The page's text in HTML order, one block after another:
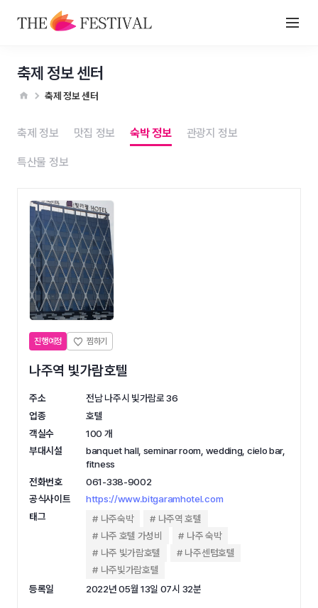
축제 정보 센터
축제 정보 센터
축제 정보 맛집 정보 숙박 정보 관광지 정보
특산물 정보
진행예정
나주역 빛가람호텔
주소
전남 나주시 빛가람로 36
업종
호텔
객실수
100 개
부대시설
banquet hall, seminar room, wedding, cielo bar,
fitness
전화번호
061-338-9002
공식사이트
https://www.bitgaramhotel.com
태그
나주숙박
나주역 호텔
나주 호텔 가성비
나주 숙박
나주 빛가람호텔
나주센텀호텔
나주빛가람호텔
등록일
2022년 05월 13일 07시 32분